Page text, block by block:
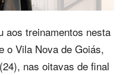
aos treinamentos nesta
o Vila Nova de Goiás,
nas oitavas de final